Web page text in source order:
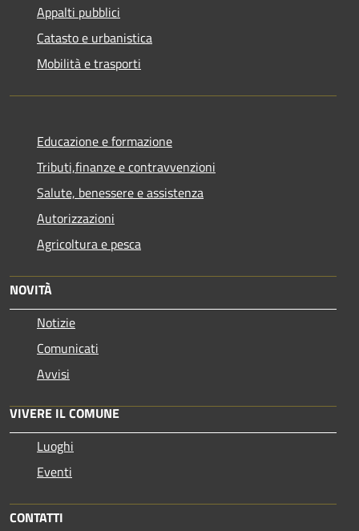
Appalti pubblici
Catasto e urbanistica
Mobilità e trasporti
Educazione e formazione
Tributi,finanze e contravvenzioni
Salute, benessere e assistenza
Autorizzazioni
Agricoltura e pesca
NOVITÀ
Notizie
Comunicati
Avvisi
VIVERE IL COMUNE
Luoghi
Eventi
CONTATTI